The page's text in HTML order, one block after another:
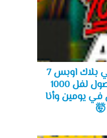
أقوى قلتش زومبي بلاك اوبس 7
AFK | طريقة الوصول لفل 1000
يومين وأنا
🤯